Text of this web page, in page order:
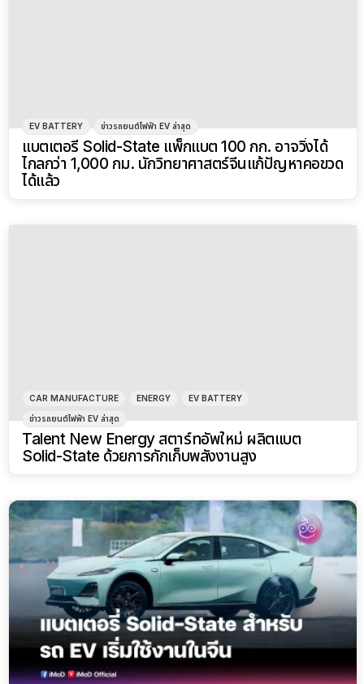
EV BATTERY ข่าวรถยนต์ไฟฟ้า EV ล่าสุด
แบตเตอรี่ Solid-State แพ็กแบต 100 กก. อาจวิ่งได้
ไกลกว่า 1,000 กม. นักวิทยาศาสตร์จีนแก้ปัญหาคอขวด
ได้แล้ว
CAR MANUFACTURE ENERGY EV BATTERY
ข่าวรถยนต์ไฟฟ้า EV ล่าสุด
Talent New Energy สตาร์ทอัพใหม่ ผลิตแบต
Solid-State ด้วยการกักเก็บพลังงานสูง